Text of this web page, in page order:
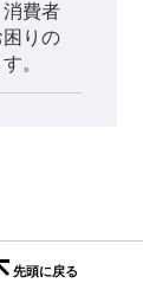
費者
りの
。
先頭に戻る